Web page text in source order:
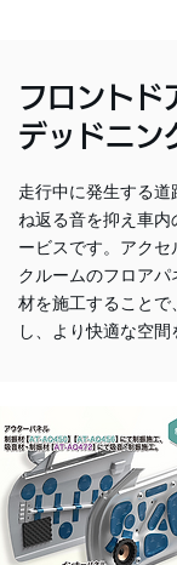
フロントド
デッドニン
走行中に発生する
ね返る音を抑え車
ービスです。アク
クルームのフロア
材を施工すること
し、より快適な空間